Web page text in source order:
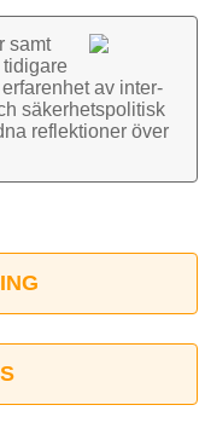
samt
av inter­
säkerhets­politisk
reflek­tioner över